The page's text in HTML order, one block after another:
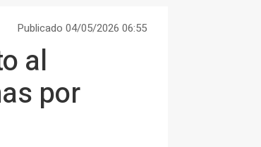
Publicado 04/05/2026 06:55
al
por